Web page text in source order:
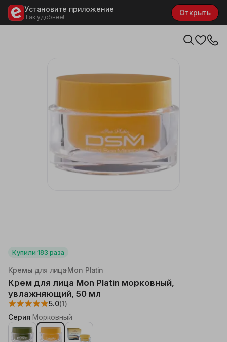
Установите приложение
Так удобнее!
Открыть
Купили 183 раза
Каталог
Красота, здоровье
Уход за лицом
Кремы для лицаMon Platin
Крем для лица Mon Platin морковный,
увлажняющий, 50 мл
5.0(1)
Серия Морковный